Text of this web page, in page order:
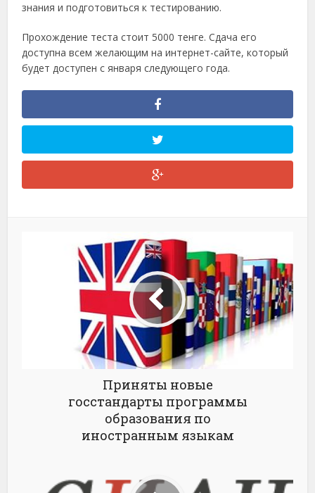
знания и подготовиться к тестированию.
Прохождение теста стоит 5000 тенге. Сдача его
доступна всем желающим на интернет-сайте, который
будет доступен с января следующего года.
Приняты новые
госстандарты программы
образования по
иностранным языкам